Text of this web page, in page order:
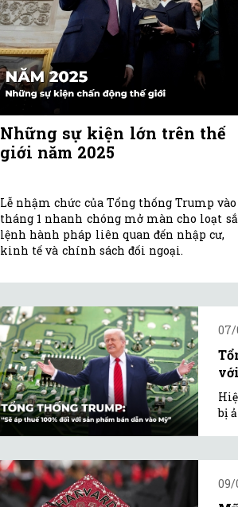
Những sự kiện lớn trên thế
giới năm 2025
Lễ nhậm chức của Tổng thống Trump vào
tháng 1 nhanh chóng mở màn cho loạt
lệnh hành pháp liên quan đến nhập cư,
kinh tế và chính sách đối ngoại.
07/
bị
09/